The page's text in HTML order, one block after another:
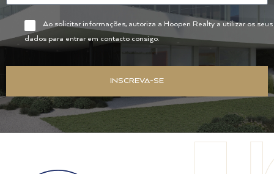
Ao solicitar informações, autoriza a Hoopen Realty a utilizar os seus
dados para entrar em contacto consigo.
INSCREVA-SE